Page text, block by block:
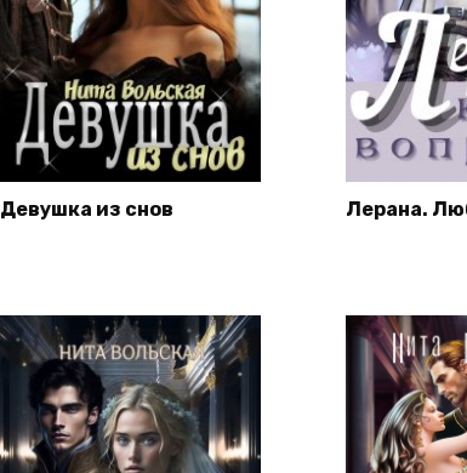
Девушка из снов Лерана.